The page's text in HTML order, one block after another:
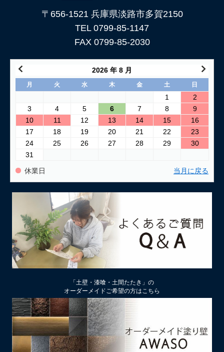
〒656-1521 兵庫県淡路市多賀2150
TEL 0799-85-1147
FAX 0799-85-2030
2026 年 8 月
月 火 水 木 金 土 日
1
2
3
4 5 6 7 8
9
10
11 12 13 14 15
16
17
18 19 20 21 22
23
24
25 26 27 28 29
30
31
休業日 当月に戻る
「土壁・漆喰・土間たたき」の
オーダーメイドご希望の方はこちら